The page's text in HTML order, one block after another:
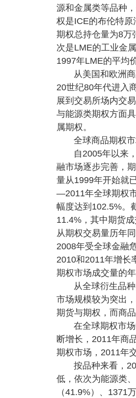
源和金属类等品种
权是ICE的布伦特
期权总持仓量为8万
次是LME的工业金
1997年LME的平均
从美国和欧洲
20世纪80年代进入
展到交易所场内交
与能源类期权方面
属期权。
全球商品期权
自2005年以来
融市场逐步完善，
量从1999年开始就
—2011年全球期权
幅度达到102.5%。
11.4%，其中期货
从期权交易量历年
2008年受全球金融
2010和2011年增长
期权市场成交量的
从全球衍生品
市场规模较为突出
期货与期权，而商
在全球期权市
断增长，2011年商
期权市场，2011年
按品种来看，
低，依次为能源类
（41.9%）、1371